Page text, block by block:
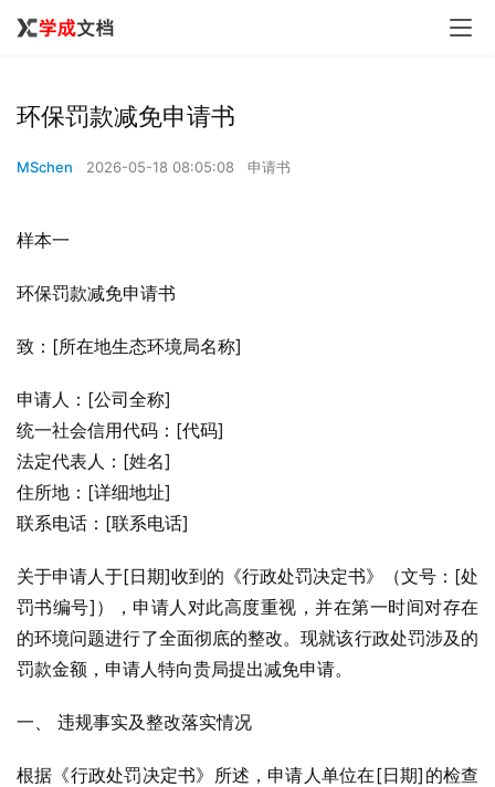
环保罚款减免申请书
MSchen 2026-05-18 08:05:08 申请书
样本一
环保罚款减免申请书
致：[所在地生态环境局名称]
申请人：[公司全称]
统一社会信用代码：[代码]
法定代表人：[姓名]
住所地：[详细地址]
联系电话：[联系电话]
关于申请人于[日期]收到的《行政处罚决定书》（文号：[处
罚书编号]），申请人对此高度重视，并在第一时间对存在
的环境问题进行了全面彻底的整改。现就该行政处罚涉及的
罚款金额，申请人特向贵局提出减免申请。
一、 违规事实及整改落实情况
根据《行政处罚决定书》所述，申请人单位在[日期]的检查